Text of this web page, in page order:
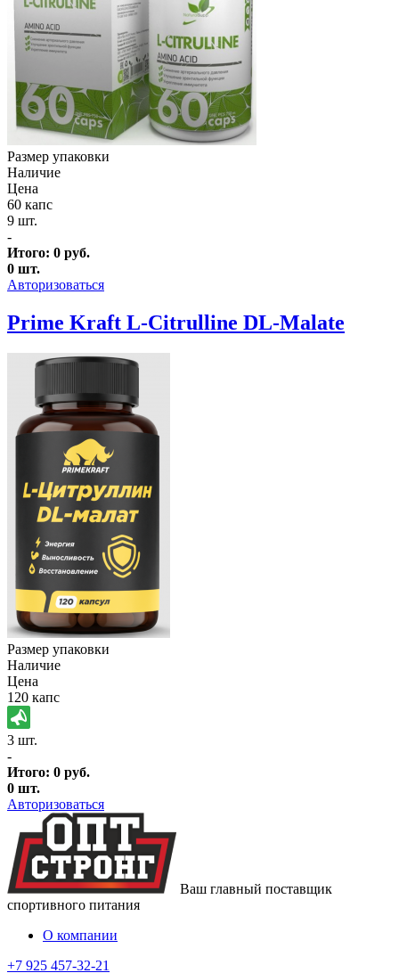
Размер упаковки
Наличие
Цена
60 капс
9 шт.
-
Итого: 0 руб.
0 шт.
Авторизоваться
Prime Kraft L-Citrulline DL-Malate
Размер упаковки
Наличие
Цена
120 капс
3 шт.
-
Итого: 0 руб.
0 шт.
Авторизоваться
Ваш главный поставщик
спортивного питания
О компании
+7 925 457-32-21